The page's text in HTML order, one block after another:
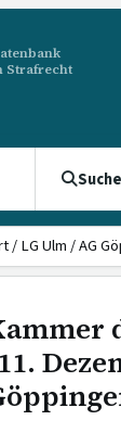
Strafrecht
LG Ulm / AG